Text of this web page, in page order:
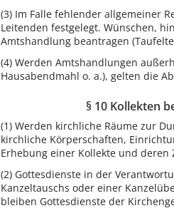
(3) Im Falle fehlender allgemeiner
Leitenden festgelegt. Wünschen,
Amtshandlung beantragen
(4) Werden Amtshandlungen
Hausabendmahl o. a.), gelten die
§ 10 Kollekten
(1) Werden kirchliche Räume zur
kirchliche Körperschaften,
Erhebung einer Kollekte und deren
(2) Gottesdienste in der
Kanzeltauschs oder einer
bleiben Gottesdienste der